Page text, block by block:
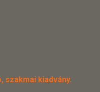
szakmai kiadvány.